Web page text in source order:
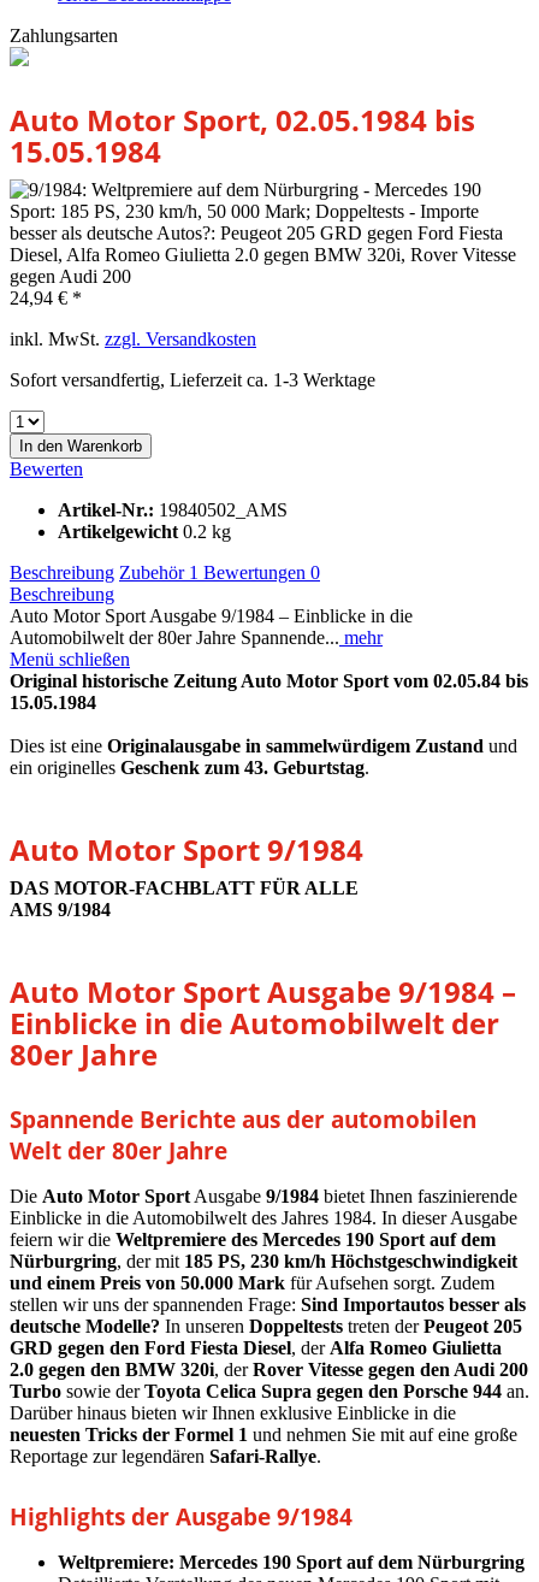
Zahlungsarten
Auto Motor Sport, 02.05.1984 bis
15.05.1984
24,94 € *
inkl. MwSt. zzgl. Versandkosten
Sofort versandfertig, Lieferzeit ca. 1-3 Werktage
In den Warenkorb
Bewerten
Artikel-Nr.: 19840502_AMS
Artikelgewicht 0.2 kg
Beschreibung Zubehör 1 Bewertungen 0
Beschreibung
Auto Motor Sport Ausgabe 9/1984 – Einblicke in die
Automobilwelt der 80er Jahre Spannende... mehr
Menü schließen
Original historische Zeitung Auto Motor Sport vom 02.05.84 bis
15.05.1984
Dies ist eine Originalausgabe in sammelwürdigem Zustand und
ein originelles Geschenk zum 43. Geburtstag.
Auto Motor Sport 9/1984
DAS MOTOR-FACHBLATT FÜR ALLE
AMS 9/1984
Auto Motor Sport Ausgabe 9/1984 –
Einblicke in die Automobilwelt der
80er Jahre
Spannende Berichte aus der automobilen
Welt der 80er Jahre
Die Auto Motor Sport Ausgabe 9/1984 bietet Ihnen faszinierende
Einblicke in die Automobilwelt des Jahres 1984. In dieser Ausgabe
feiern wir die Weltpremiere des Mercedes 190 Sport auf dem
Nürburgring, der mit 185 PS, 230 km/h Höchstgeschwindigkeit
und einem Preis von 50.000 Mark für Aufsehen sorgt. Zudem
stellen wir uns der spannenden Frage: Sind Importautos besser als
deutsche Modelle? In unseren Doppeltests treten derPeugeot 205
GRD gegen den Ford Fiesta Diesel, der Alfa Romeo Giulietta
2.0 gegen den BMW 320i, derRover Vitesse gegen den Audi 200
Turbo sowie derToyota Celica Supra gegen den Porsche 944 an.
Darüber hinaus bieten wir Ihnen exklusive Einblicke in die
neuesten Tricks der Formel 1 und nehmen Sie mit auf eine große
Reportage zur legendären Safari-Rallye.
Highlights der Ausgabe 9/1984
Weltpremiere: Mercedes 190 Sport auf dem Nürburgring